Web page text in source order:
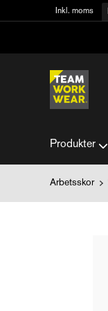
Inkl. moms
Produkter
Arbetsskor